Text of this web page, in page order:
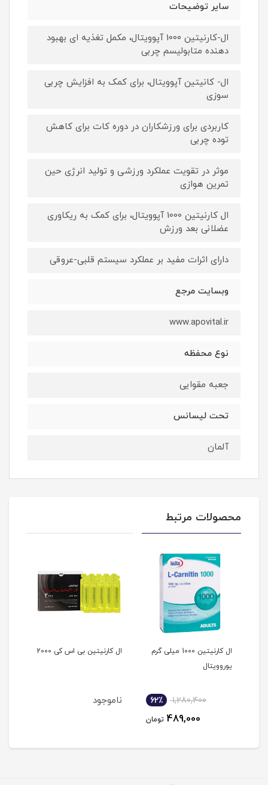
سایر توضیحات
ال-کارنیتین 1000 آپوویتال، مکمل تغذیه ای بهبود
دهنده متابولیسم چربی
ال- کانیتین آپوویتال، برای کمک به افزایش چربی
سوزی
کاربردی برای ورزشکاران در دوره کات برای کاهش
توده چربی
موثر در تقویت عملکرد ورزشی و تولید انرژی حین
تمرین هوازی
ال کارنیتین 1000 آپوویتال، برای کمک به ریکاوری
عضلانی بعد ورزش
دارای اثرات مفید بر عملکرد سیستم قلبی-عروقی
وبسایت مرجع
www.apovital.ir
نوع محفظه
جعبه مقوایی
تحت لیسانس
آلمان
محصولات مرتبط
ال کارنیتین 1000 میلی گرم
یوروویتال
1,280,400 62٪
489,000 تومان
ال کارنیتین بی اس کی 2000
ناموجود